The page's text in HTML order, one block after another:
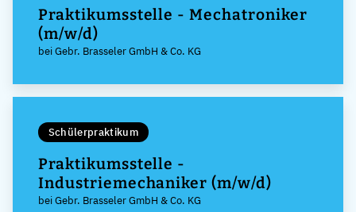
Praktikumsstelle - Mechatroniker
(m/w/d)
bei Gebr. Brasseler GmbH & Co. KG
Schülerpraktikum
Praktikumsstelle -
Industriemechaniker (m/w/d)
bei Gebr. Brasseler GmbH & Co. KG